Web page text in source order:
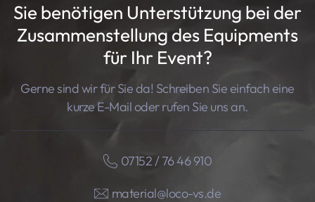
Sie benötigen Unterstützung bei der
Zusammenstellung des Equipments
für Ihr Event?
Gerne sind wir für Sie da! Schreiben Sie einfach eine
kurze E-Mail oder rufen Sie uns an.
07152 / 76 46 910
material@loco-vs.de